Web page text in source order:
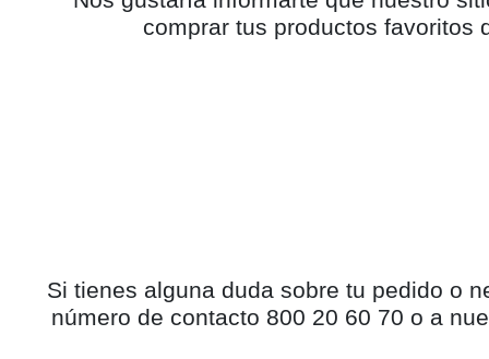
comprar tus productos favoritos
Si tienes alguna duda sobre tu pedido o
número de contacto 800 20 60 70 o a